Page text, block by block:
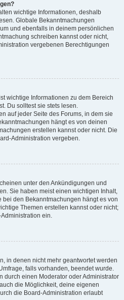
wichtige Informationen, deshalb
Globale Bekanntmachungen
und ebenfalls in deinem persönlichen
schreiben kannst oder nicht,
vergebenen Berechtigungen
wichtige Informationen zu dem Bereich
Du solltest sie stets lesen.
auf jeder Seite des Forums, in dem sie
hängt es von deinen
erstellen kannst oder nicht. Die
Administration vergeben.
unter den Ankündigungen und
Sie haben meist einen wichtigen Inhalt,
den Bekanntmachungen hängt es von
Themen erstellen kannst oder nicht;
ein.
in denen nicht mehr geantwortet werden
falls vorhanden, beendet wurde.
durch einen Moderator oder Administrator
die Möglichkeit, deine eigenen
die Board-Administration erlaubt